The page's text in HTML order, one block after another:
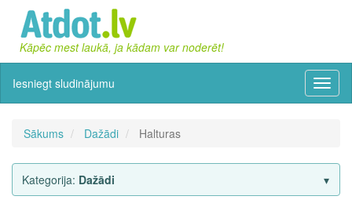
Kāpēc mest laukā, ja kādam var noderēt!
Iesniegt sludinājumu
Sākums Dažādi Halturas
Kategorija: Dažādi